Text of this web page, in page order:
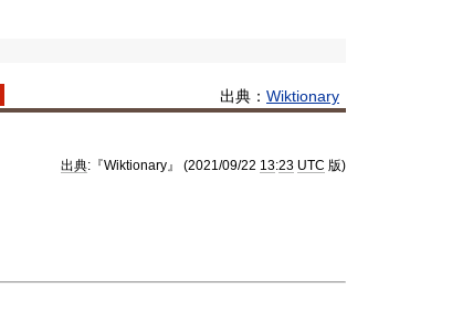
出典： Wiktionary
出典:『Wiktionary』 (2021/09/22 13:23 UTC 版)